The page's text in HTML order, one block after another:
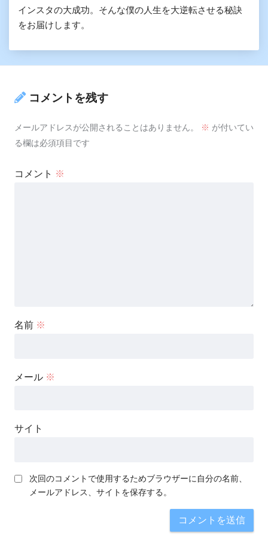
インスタの大成功。そんな僕の人生を大逆転させる秘訣
をお届けします。
コメントを残す
メールアドレスが公開されることはありません。 ※ が付いてい
る欄は必須項目です
コメント ※
名前 ※
メール ※
サイト
次回のコメントで使用するためブラウザーに自分の名前、
メールアドレス、サイトを保存する。